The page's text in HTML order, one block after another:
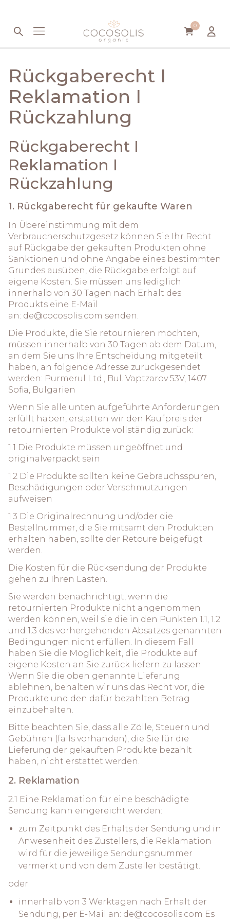
0
Rückgaberecht I
Reklamation I
Rückzahlung
Rückgaberecht I
Reklamation I
Rückzahlung
1. Rückgaberecht für gekaufte Waren
In Übereinstimmung mit dem
Verbraucherschutzgesetz können Sie Ihr Recht
auf Rückgabe der gekauften Produkten ohne
Sanktionen und ohne Angabe eines bestimmten
Grundes ausüben, die Rückgabe erfolgt auf
eigene Kosten. Sie müssen uns lediglich
innerhalb von 30 Tagen nach Erhalt des
Produkts eine E-Mail
an: de@cocosolis.com senden.
Die Produkte, die Sie retournieren möchten,
müssen innerhalb von 30 Tagen ab dem Datum,
an dem Sie uns Ihre Entscheidung mitgeteilt
haben, an folgende Adresse zurückgesendet
werden: Purmerul Ltd., Bul. Vaptzarov 53V, 1407
Sofia, Bulgarien
Wenn Sie alle unten aufgeführte Anforderungen
erfüllt haben, erstatten wir den Kaufpreis der
retournierten Produkte vollständig zurück:
1.1 Die Produkte müssen ungeöffnet und
originalverpackt sein
1.2 Die Produkte sollten keine Gebrauchsspuren,
Beschädigungen oder Verschmutzungen
aufweisen
1.3 Die Originalrechnung und/oder die
Bestellnummer, die Sie mitsamt den Produkten
erhalten haben, sollte der Retoure beigefügt
werden.
Die Kosten für die Rücksendung der Produkte
gehen zu Ihren Lasten.
Sie werden benachrichtigt, wenn die
retournierten Produkte nicht angenommen
werden können, weil sie die in den Punkten 1.1, 1.2
und 1.3 des vorhergehenden Absatzes genannten
Bedingungen nicht erfüllen. In diesem Fall
haben Sie die Möglichkeit, die Produkte auf
eigene Kosten an Sie zurück liefern zu lassen.
Wenn Sie die oben genannte Lieferung
ablehnen, behalten wir uns das Recht vor, die
Produkte und den dafür bezahlten Betrag
einzubehalten.
Bitte beachten Sie, dass alle Zölle, Steuern und
Gebühren (falls vorhanden), die Sie für die
Lieferung der gekauften Produkte bezahlt
haben, nicht erstattet werden.
2. Reklamation
2.1 Eine Reklamation für eine beschädigte
Sendung kann eingereicht werden:
zum Zeitpunkt des Erhalts der Sendung und in
Anwesenheit des Zustellers, die Reklamation
wird für die jeweilige Sendungsnummer
vermerkt und von dem Zusteller bestätigt.
oder
innerhalb von 3 Werktagen nach Erhalt der
Sendung, per E-Mail an: de@cocosolis.com Es